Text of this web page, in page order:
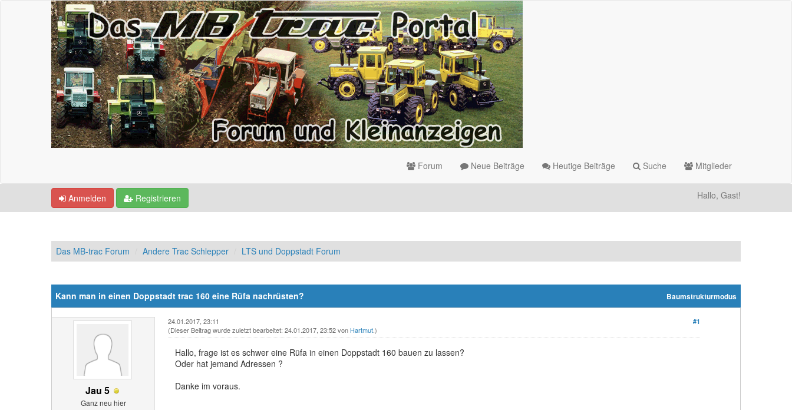
Forum Neue Beiträge Heutige Beiträge Suche Mitglieder
Anmelden Registrieren Hallo, Gast!
Das MB-trac Forum Andere Trac Schlepper LTS und Doppstadt Forum
Baumstrukturmodus
Kann man in einen Doppstadt trac 160 eine Rüfa nachrüsten?
Jau 5
Ganz neu hier
#1
24.01.2017, 23:11
(Dieser Beitrag wurde zuletzt bearbeitet: 24.01.2017, 23:52 von Hartmut.)
Hallo, frage ist es schwer eine Rüfa in einen Doppstadt 160 bauen zu lassen?
Oder hat jemand Adressen ?
Danke im voraus.